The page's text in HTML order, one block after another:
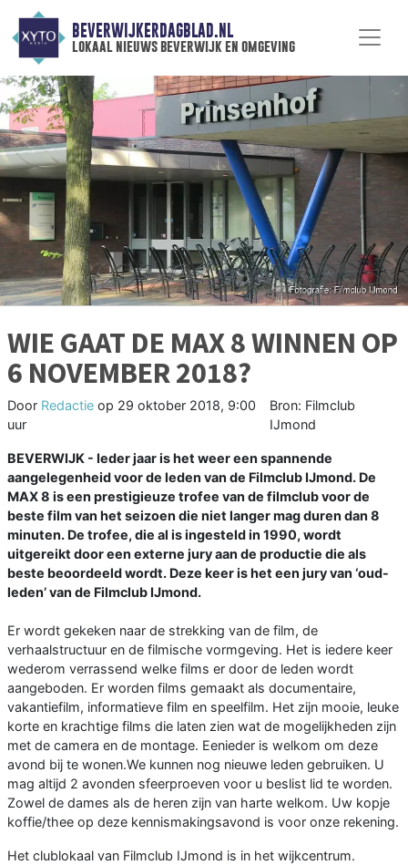
BEVERWIJKERDAGBLAD.NL
lokaal nieuws beverwijk en omgeving
WIE GAAT DE MAX 8 WINNEN OP
6 NOVEMBER 2018?
Door Redactie op 29 oktober 2018, 9:00
uur
Bron: Filmclub
IJmond
BEVERWIJK - Ieder jaar is het weer een spannende
aangelegenheid voor de leden van de Filmclub IJmond. De
MAX 8 is een prestigieuze trofee van de filmclub voor de
beste film van het seizoen die niet langer mag duren dan 8
minuten. De trofee, die al is ingesteld in 1990, wordt
uitgereikt door een externe jury aan de productie die als
beste beoordeeld wordt. Deze keer is het een jury van ‘oud-
leden’ van de Filmclub IJmond.
Er wordt gekeken naar de strekking van de film, de
verhaalstructuur en de filmische vormgeving. Het is iedere keer
wederom verrassend welke films er door de leden wordt
aangeboden. Er worden films gemaakt als documentaire,
vakantiefilm, informatieve film en speelfilm. Het zijn mooie, leuke
korte en krachtige films die laten zien wat de mogelijkheden zijn
met de camera en de montage. Eenieder is welkom om deze
avond bij te wonen.We kunnen nog nieuwe leden gebruiken. U
mag altijd 2 avonden sfeerproeven voor u beslist lid te worden.
Zowel de dames als de heren zijn van harte welkom. Uw kopje
koffie/thee op deze kennismakingsavond is voor onze rekening.
Het clublokaal van Filmclub IJmond is in het wijkcentrum.